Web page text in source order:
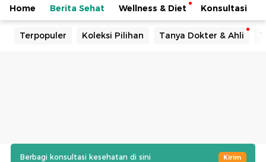
Home Berita Sehat Wellness & Diet Konsultasi
Terpopuler Koleksi Pilihan Tanya Dokter & Ahli
Berbagi konsultasi kesehatan di sini Kirim